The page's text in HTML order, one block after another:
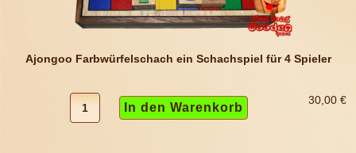
Ajongoo Farbwürfelschach ein Schachspiel für 4 Spieler
30,00 €